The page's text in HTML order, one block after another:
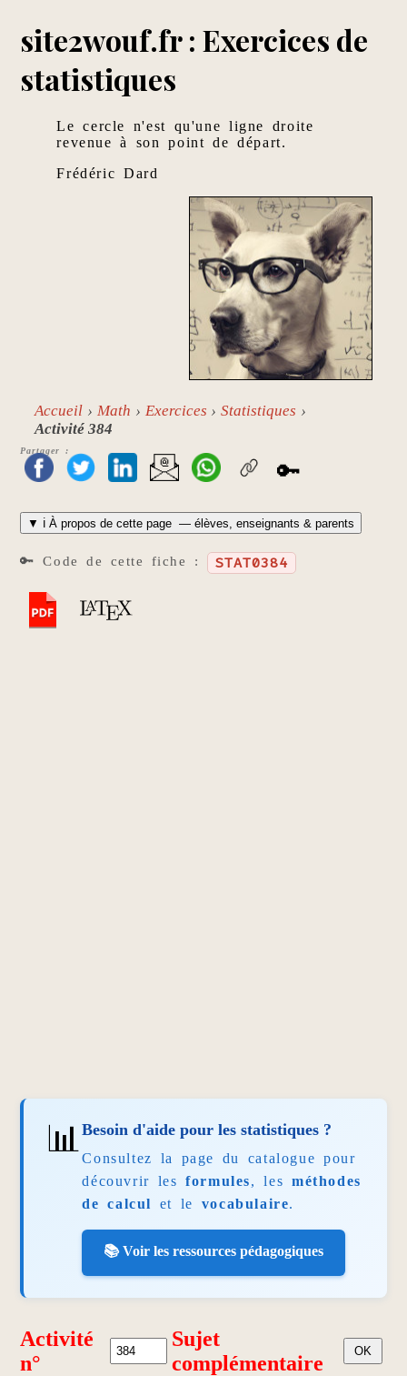
site2wouf.fr : Exercices de
statistiques
Le cercle n'est qu'une ligne droite
revenue à son point de départ.
Frédéric Dard
Accueil Math Exercices
Statistiques
Activité 384
Partager :
🔑
▼ ℹ️ À propos de cette page — élèves, enseignants & parents
🔑 Code de cette fiche : STAT0384
📊Besoin d'aide pour les statistiques ?
Consultez la page du catalogue pour
découvrir lesformules, lesméthodes
de calcul
et le vocabulaire.
📚 Voir les ressources pédagogiques
Activité
n°
Sujet
complémentaire